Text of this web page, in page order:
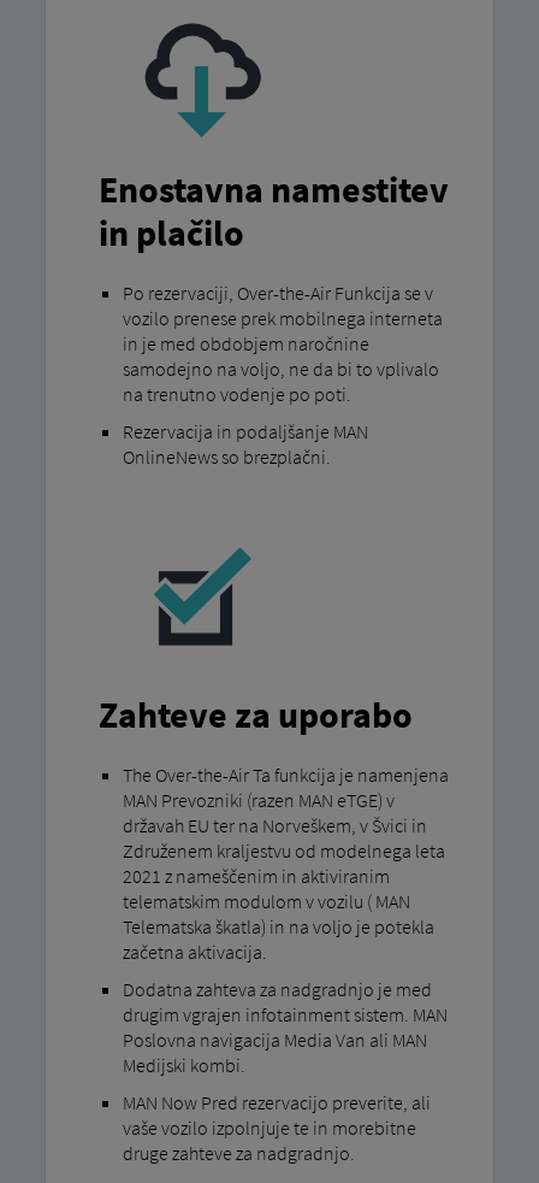
Enostavna namestitev
in plačilo
Po rezervaciji, Over-the-Air Funkcija se v
vozilo prenese prek mobilnega interneta
in je med obdobjem naročnine
samodejno na voljo, ne da bi to vplivalo
na trenutno vodenje po poti.
Rezervacija in podaljšanje MAN
OnlineNews so brezplačni.
Zahteve za uporabo
The Over-the-Air Ta funkcija je namenjena
MAN Prevozniki (razen MAN eTGE) v
državah EU ter na Norveškem, v Švici in
Združenem kraljestvu od modelnega leta
2021 z nameščenim in aktiviranim
telematskim modulom v vozilu ( MAN
Telematska škatla) in na voljo je potekla
začetna aktivacija.
Dodatna zahteva za nadgradnjo je med
drugim vgrajen infotainment sistem. MAN
Poslovna navigacija Media Van ali MAN
Medijski kombi.
MAN Now Pred rezervacijo preverite, ali
vaše vozilo izpolnjuje te in morebitne
druge zahteve za nadgradnjo.